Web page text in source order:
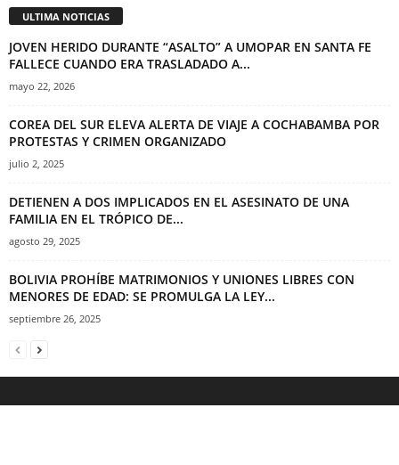
ULTIMA NOTICIAS
JOVEN HERIDO DURANTE “ASALTO” A UMOPAR EN SANTA FE
FALLECE CUANDO ERA TRASLADADO A...
mayo 22, 2026
COREA DEL SUR ELEVA ALERTA DE VIAJE A COCHABAMBA POR
PROTESTAS Y CRIMEN ORGANIZADO
julio 2, 2025
DETIENEN A DOS IMPLICADOS EN EL ASESINATO DE UNA
FAMILIA EN EL TRÓPICO DE...
agosto 29, 2025
BOLIVIA PROHÍBE MATRIMONIOS Y UNIONES LIBRES CON
MENORES DE EDAD: SE PROMULGA LA LEY...
septiembre 26, 2025